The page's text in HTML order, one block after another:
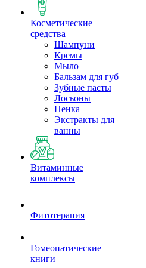
Косметические
средства
Шампуни
Кремы
Мыло
Бальзам для губ
Зубные пасты
Лосьоны
Пенка
Экстракты для
ванны
Витаминные
комплексы
Фитотерапия
Гомеопатические
книги